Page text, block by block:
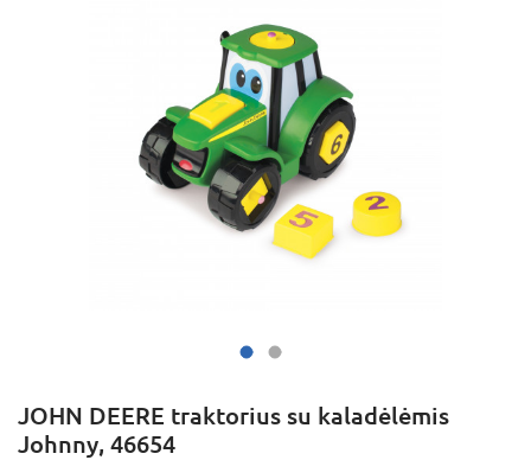
JOHN DEERE traktorius su kaladėlėmis
Johnny, 46654